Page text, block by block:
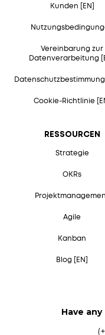
Kunden [EN]
Vereinbarung zur
Datenverarbeitung
Cookie-Richtlinie
RESSOURCEN
Strategie
OKRs
Agile
Kanban
Blog [EN]
Have